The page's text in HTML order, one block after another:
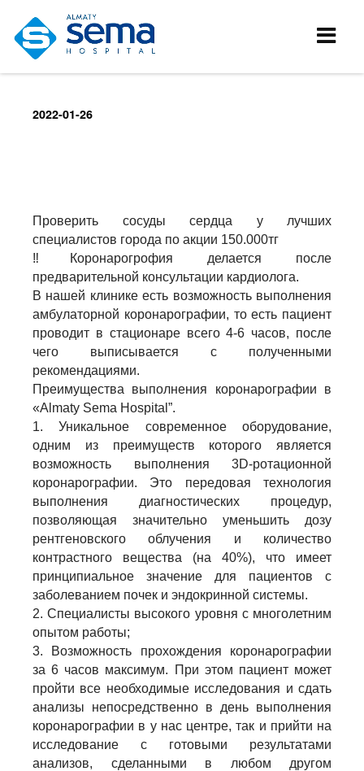
2022-01-26
Проверить сосуды сердца у лучших
специалистов города по акции 150.000тг
‼️Коронарогрофия делается после
предварительной консультации кардиолога.
В нашей клинике есть возможность выполнения
амбулаторной коронарографии, то есть пациент
проводит в стационаре всего 4-6 часов, после
чего выписывается с полученными
рекомендациями.
Преимущества выполнения коронарографии в
«Almaty Sema Hospital”.
1. Уникальное современное оборудование,
одним из преимуществ которого является
возможность выполнения 3D-ротационной
коронарографии. Это передовая технология
выполнения диагностических процедур,
позволяющая значительно уменьшить дозу
рентгеновского облучения и количество
контрастного вещества (на 40%), что имеет
принципиальное значение для пациентов с
заболеванием почек и эндокринной системы.
2. Специалисты высокого уровня с многолетним
опытом работы;
3. Возможность прохождения коронарографии
за 6 часов максимум. При этом пациент может
пройти все необходимые исследования и сдать
анализы непосредственно в день выполнения
коронарографии в у нас центре, так и прийти на
исследование с готовыми результатами
анализов, сделанными в любом другом